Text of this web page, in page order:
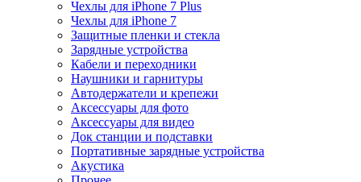
Чехлы для iPhone 7 Plus
Чехлы для iPhone 7
Защитные пленки и стекла
Зарядные устройства
Кабели и переходники
Наушники и гарнитуры
Автодержатели и крепежи
Аксессуары для фото
Аксессуары для видео
Док станции и подставки
Портативные зарядные устройства
Акустика